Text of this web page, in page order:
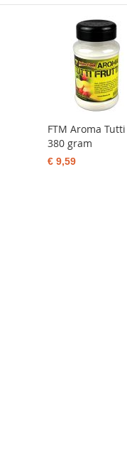
FTM Aroma
380 gram
€ 9,59